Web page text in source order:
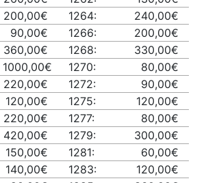
200,00€ 1264:
240,00€
90,00€ 1266:
200,00€
360,00€ 1268:
330,00€
1000,00€ 1270:
80,00€
220,00€ 1272:
90,00€
120,00€ 1275:
120,00€
220,00€ 1277:
80,00€
420,00€ 1279:
300,00€
150,00€ 1281:
60,00€
140,00€ 1283:
120,00€